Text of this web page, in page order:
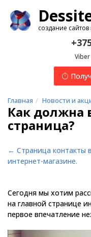
создание сайтов
Viber
Главная Новости и
Как должна
страница?
← Страница контакты в
интернет-магазине.
Сегодня мы хотим
на главной странице
первое впечатление